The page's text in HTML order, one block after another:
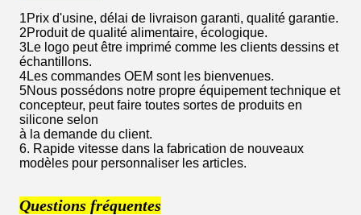
1Prix d'usine, délai de livraison garanti, qualité garantie.
2Produit de qualité alimentaire, écologique.
3Le logo peut être imprimé comme les clients dessins et
échantillons.
4Les commandes OEM sont les bienvenues.
5Nous possédons notre propre équipement technique et
concepteur, peut faire toutes sortes de produits en
silicone selon
à la demande du client.
6. Rapide vitesse dans la fabrication de nouveaux
modèles pour personnaliser les articles.
Questions fréquentes